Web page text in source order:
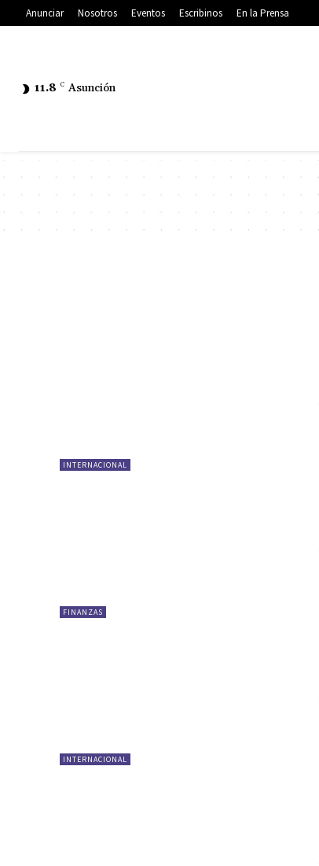
Anunciar Nosotros Eventos Escribinos En la Prensa
11.8 C Asunción
INTERNACIONAL
FINANZAS
INTERNACIONAL